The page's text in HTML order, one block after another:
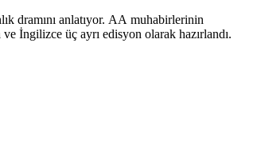
dramını anlatıyor. AA muhabirlerinin
İngilizce üç ayrı edisyon olarak hazırlandı.